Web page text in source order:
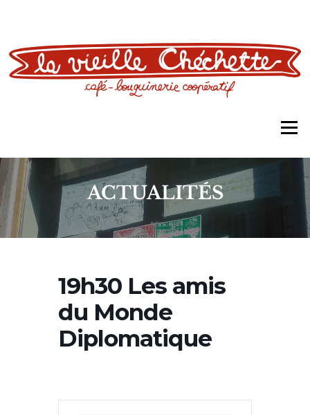
contenu
ACTUALITÉS
19h30 Les amis
du Monde
Diplomatique